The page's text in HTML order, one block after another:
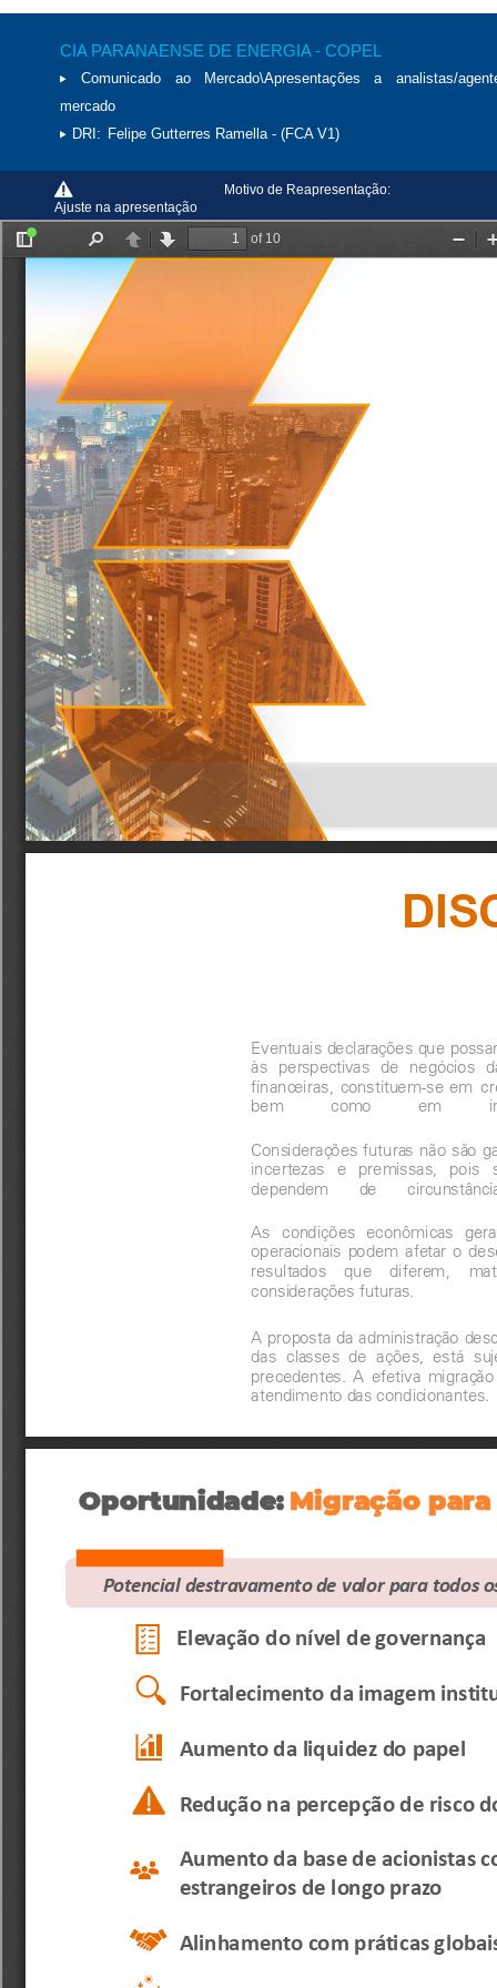
CIA PARANAENSE DE ENERGIA - COPEL
Comunicado ao Mercado\Apresentações a analistas/
mercado
DRI: Felipe Gutterres Ramella - (FCA V1)
Motivo de Reapresentação:
Ajuste na apresentação